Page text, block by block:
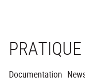
PRATIQUE
Documentation